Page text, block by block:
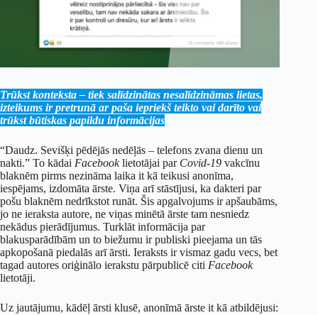
Trūkst konteksta – tiek salīdzinātas nesalīdzināmas lietas,
izteikums ir pretrunā ar paša iepriekš teikto vai darīto vai
trūkst būtiskas papildu informācijas
“Daudz. Sevišķi pēdējās nedēļās – telefons zvana dienu un
nakti.” To kādai Facebooklietotājai par Covid-19 vakcīnu
blaknēm pirms nezināma laika it kā teikusi anonīma,
iespējams, izdomāta ārste. Viņa arī stāstījusi, ka dakteri par
pošu blaknēm nedrīkstot runāt. Šis apgalvojums ir apšaubāms,
jo ne ieraksta autore, ne viņas minētā ārste tam nesniedz
nekādus pierādījumus. Turklāt informācija par
blakusparādībām un to biežumu ir publiski pieejama un tās
apkopošanā piedalās arī ārsti. Ieraksts ir vismaz gadu vecs, bet
tagad autores oriģinālo ierakstu pārpublicē citi Facebook
lietotāji.
Uz jautājumu, kādēļ ārsti klusē, anonīmā ārste it kā atbildējusi: